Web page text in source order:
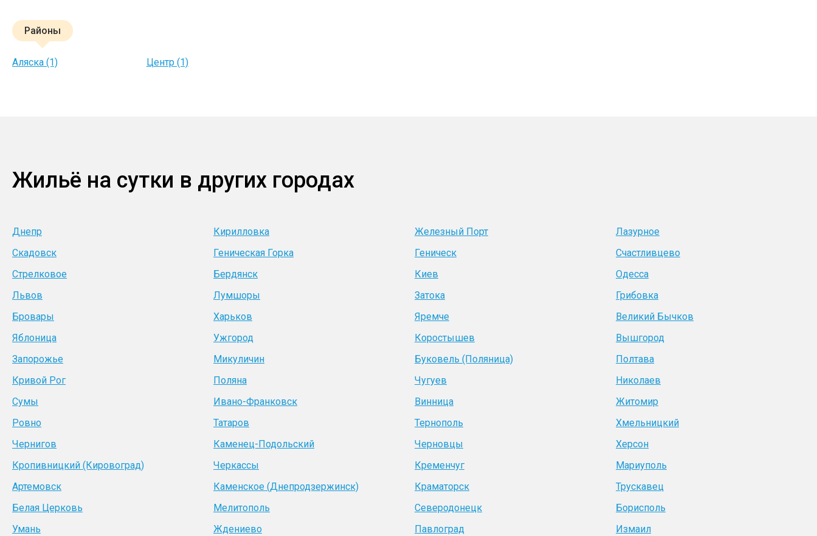
Районы
Аляска (1) Центр (1)
Жильё на сутки в других городах
Днепр Кирилловка Железный Порт
Лазурное
Скадовск
Геническая Горка Геническ
Счастливцево
Стрелковое
Бердянск Киев
Одесса
Львов
Лумшоры Затока
Грибовка
Бровары
Харьков Яремче
Великий Бычков
Яблоница
Ужгород Коростышев
Вышгород
Запорожье
Микуличин Буковель (Поляница)
Полтава
Кривой Рог
Поляна Чугуев
Николаев
Сумы
Ивано-Франковск Винница
Житомир
Ровно
Татаров Тернополь
Хмельницкий
Чернигов
Каменец-Подольский Черновцы
Херсон
Кропивницкий (Кировоград)
Черкассы Кременчуг
Мариуполь
Артемовск
Каменское (Днепродзержинск) Краматорск
Трускавец
Белая Церковь
Мелитополь Северодонецк
Борисполь
Умань
Ждениево Павлоград
Измаил